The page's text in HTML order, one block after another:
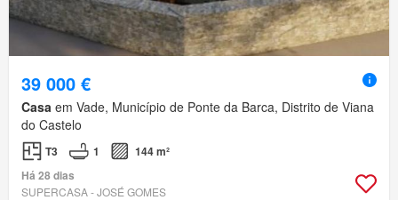
39 000 €
Casa em Vade, Município de Ponte da Barca, Distrito de Viana
do Castelo
T3 1
144 m²
Há 28 dias
SUPERCASA - JOSÉ GOMES